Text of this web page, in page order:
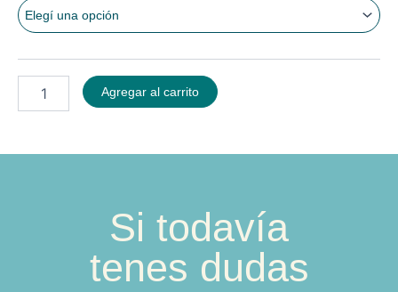
Hybrid
cantidad
Agregar al carrito
Si todavía
tenes dudas